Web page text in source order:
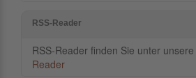
RSS-Reader
RSS-Reader finden Sie unter
Reader